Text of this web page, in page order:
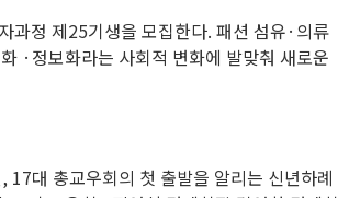
과정 제25기생을 모집한다. 패션 섬유·의류
·정보화라는 사회적 변화에 발맞춰 새로운
대 총교우회의 첫 출발을 알리는 신년하례